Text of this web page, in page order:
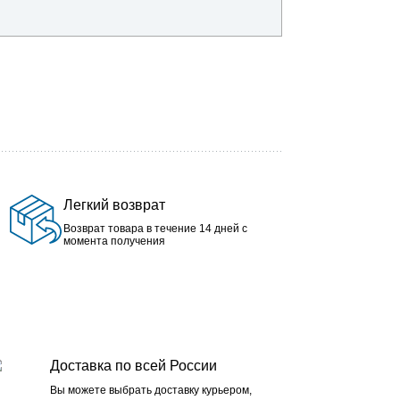
Легкий возврат
Возврат товара в течение 14 дней с
момента получения
Доставка по всей России
Вы можете выбрать доставку курьером,